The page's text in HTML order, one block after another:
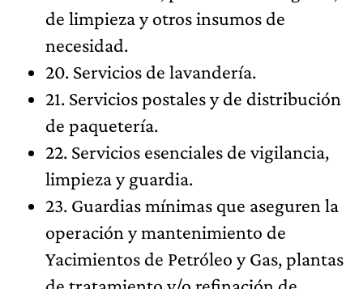
de limpieza y otros insumos de
necesidad.
20. Servicios de lavandería.
21. Servicios postales y de distribución
de paquetería.
22. Servicios esenciales de vigilancia,
limpieza y guardia.
23. Guardias mínimas que aseguren la
operación y mantenimiento de
Yacimientos de Petróleo y Gas, plantas